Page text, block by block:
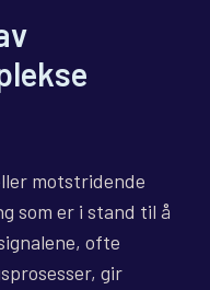
motstridende
som er i stand til å
ofte
gir